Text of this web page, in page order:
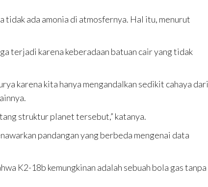
tidak ada amonia di atmosfernya. Hal itu, menurut
terjadi karena keberadaan batuan cair yang tidak
karena kita hanya mengandalkan sedikit cahaya dari
struktur planet tersebut,” katanya.
pandangan yang berbeda mengenai data
K2-18b kemungkinan adalah sebuah bola gas tanpa